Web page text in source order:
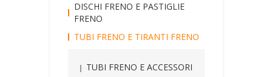
DISCHI FRENO E PASTIGLIE
FRENO
TUBI FRENO E TIRANTI FRENO
TUBI FRENO E ACCESSORI